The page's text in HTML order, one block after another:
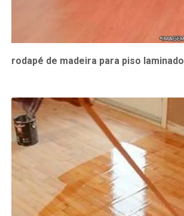
rodapé de madeira para piso laminado